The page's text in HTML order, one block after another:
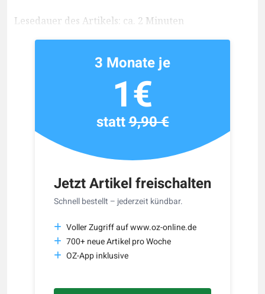
Lesedauer des Artikels: ca. 2 Minuten
Jetzt Artikel freischalten
Schnell bestellt – jederzeit kündbar.
Voller Zugriff auf www.oz-online.de
700+ neue Artikel pro Woche
OZ-App inklusive
3 Monate je
1€
statt9,90 €